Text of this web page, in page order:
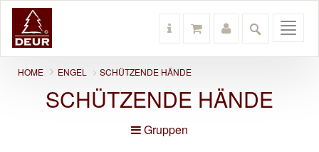
HOME ENGEL SCHÜTZENDE HÄNDE
SCHÜTZENDE HÄNDE
Gruppen